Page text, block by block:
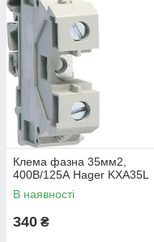
Клема фазна 35мм2,
400В/125А Hager KXA35L
В наявності
340 ₴